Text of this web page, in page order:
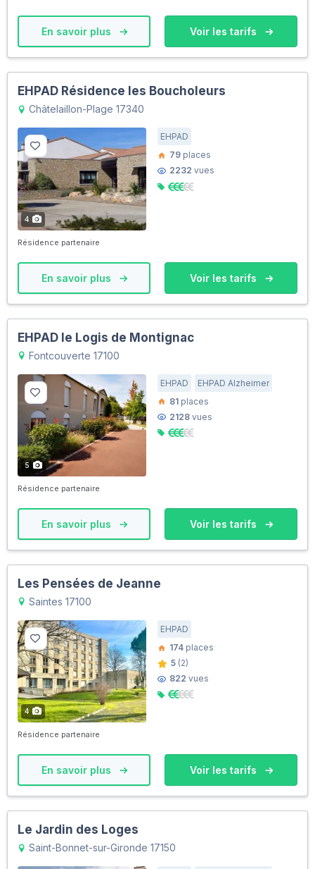
En savoir plus Voir les tarifs
EHPAD Résidence les Boucholeurs
Châtelaillon-Plage 17340
4
EHPAD
79 places
2232 vues
Résidence partenaire
En savoir plus Voir les tarifs
EHPAD le Logis de Montignac
Fontcouverte 17100
5
EHPAD
EHPAD Alzheimer
81 places
2128 vues
Résidence partenaire
En savoir plus Voir les tarifs
Les Pensées de Jeanne
Saintes 17100
4
EHPAD
174 places
5 (2)
822 vues
Résidence partenaire
En savoir plus Voir les tarifs
Le Jardin des Loges
Saint-Bonnet-sur-Gironde 17150